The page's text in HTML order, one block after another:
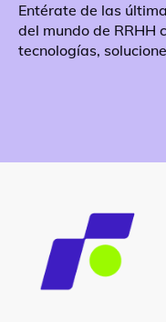
Entérate de las
del mundo de RRHH
tecnologías,